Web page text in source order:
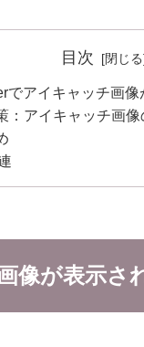
目次
でアイキャッチ画像
：アイキャッチ画
像が表示さ